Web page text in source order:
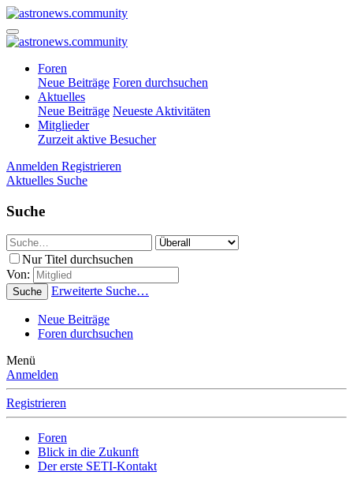
Foren
Neue Beiträge Foren durchsuchen
Aktuelles
Neue Beiträge Neueste Aktivitäten
Mitglieder
Zurzeit aktive Besucher
Anmelden Registrieren
Aktuelles Suche
Suche
Nur Titel durchsuchen
Von:
Suche Erweiterte Suche…
Neue Beiträge
Foren durchsuchen
Menü
Anmelden
Registrieren
Foren
Blick in die Zukunft
Der erste SETI-Kontakt